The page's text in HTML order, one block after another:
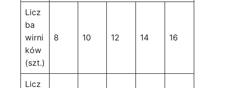
Licz
ba
wirni
ków
(szt.)
8 10 12 14 16
Licz